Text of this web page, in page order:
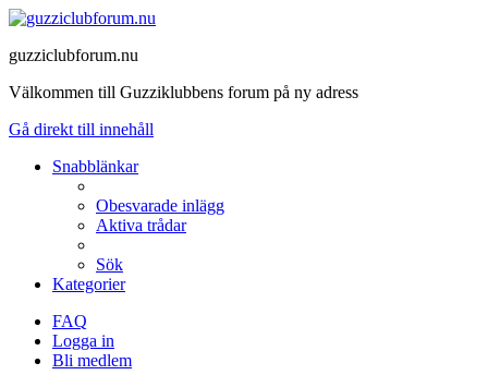
guzziclubforum.nu
Välkommen till Guzziklubbens forum på ny adress
Gå direkt till innehåll
Snabblänkar
Obesvarade inlägg
Aktiva trådar
Sök
Kategorier
FAQ
Logga in
Bli medlem